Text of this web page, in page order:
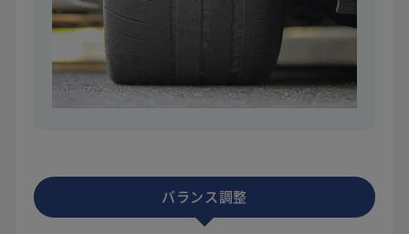
バランス調整